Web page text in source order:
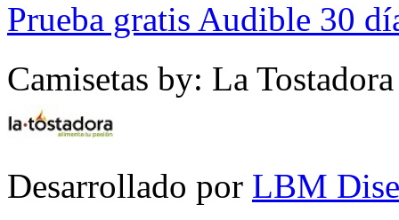
Prueba gratis Audible 30
Camisetas by: La Tostadora
Desarrollado por LBM